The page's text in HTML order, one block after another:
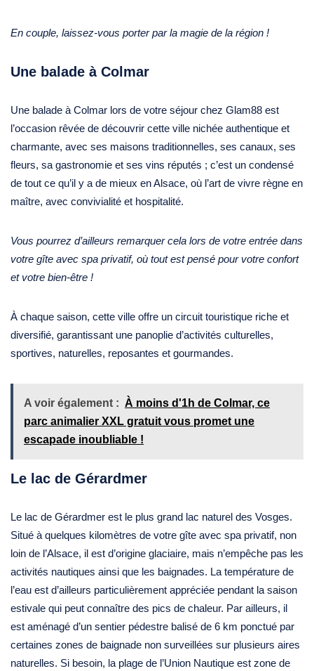
En couple, laissez-vous porter par la magie de la région !
Une balade à Colmar
Une balade à Colmar lors de votre séjour chez Glam88 est
l’occasion rêvée de découvrir cette ville nichée authentique et
charmante, avec ses maisons traditionnelles, ses canaux, ses
fleurs, sa gastronomie et ses vins réputés ; c’est un condensé
de tout ce qu’il y a de mieux en Alsace, où l’art de vivre règne en
maître, avec convivialité et hospitalité.
Vous pourrez d’ailleurs remarquer cela lors de votre entrée dans
votre gîte avec spa privatif, où tout est pensé pour votre confort
et votre bien-être !
À chaque saison, cette ville offre un circuit touristique riche et
diversifié, garantissant une panoplie d’activités culturelles,
sportives, naturelles, reposantes et gourmandes.
A voir également : À moins d'1h de Colmar, ce
parc animalier XXL gratuit vous promet une
escapade inoubliable !
Le lac de Gérardmer
Le lac de Gérardmer est le plus grand lac naturel des Vosges.
Situé à quelques kilomètres de votre gîte avec spa privatif, non
loin de l’Alsace, il est d’origine glaciaire, mais n’empêche pas les
activités nautiques ainsi que les baignades. La température de
l’eau est d’ailleurs particulièrement appréciée pendant la saison
estivale qui peut connaître des pics de chaleur. Par ailleurs, il
est aménagé d’un sentier pédestre balisé de 6 km ponctué par
certaines zones de baignade non surveillées sur plusieurs aires
naturelles. Si besoin, la plage de l’Union Nautique est zone de